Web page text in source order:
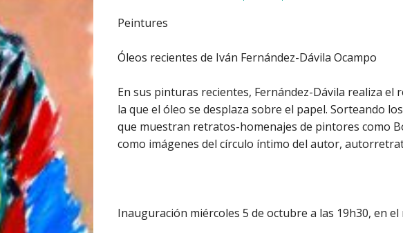
Peintures
Óleos recientes de Iván Fernández-Dávila Ocampo
En sus pinturas recientes, Fernández-Dávila realiza
la que el óleo se desplaza sobre el papel. Sorteando
que muestran retratos-homenajes de pintores como
como imágenes del círculo íntimo del autor,
Inauguración miércoles 5 de octubre a las 19h30, en